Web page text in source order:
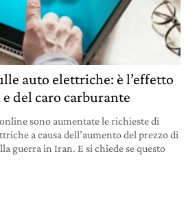
auto elettriche: è l’effetto
del caro carburante
sono aumentate le richieste di
a causa dell’aumento del prezzo di
guerra in Iran. E si chiede se questo